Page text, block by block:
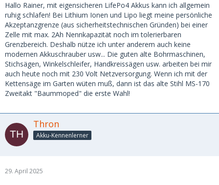
Hallo Rainer, mit eigensicheren LifePo4 Akkus kann ich allgemein
ruhig schlafen! Bei Lithium Ionen und Lipo liegt meine persönliche
Akzeptanzgrenze (aus sicherheitstechnischen Gründen) bei einer
Zelle mit max. 2Ah Nennkapazität noch im tolerierbaren
Grenzbereich. Deshalb nütze ich unter anderem auch keine
modernen Akkuschrauber usw... Die guten alte Bohrmaschinen,
Stichsägen, Winkelschleifer, Handkreissägen usw. arbeiten bei mir
auch heute noch mit 230 Volt Netzversorgung. Wenn ich mit der
Kettensäge im Garten wüten muß, dann ist das alte Stihl MS-170
Zweitakt "Baummoped" die erste Wahl!
Thron
Akku-Kennenlerner
29. April 2025